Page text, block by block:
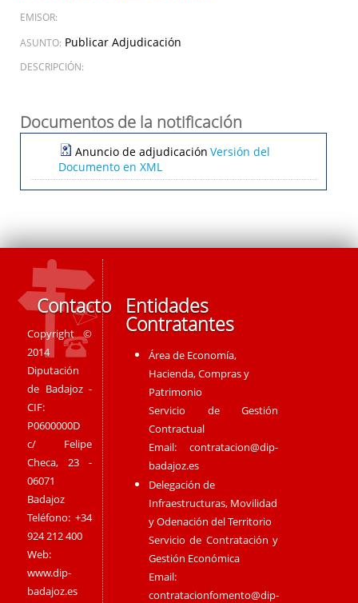
EMISOR:
ASUNTO: Publicar Adjudicación
DESCRIPCIÓN:
Documentos de la notificación
Anuncio de adjudicación Versión del
Documento en XML
Contacto
Copyright ©
2014
Diputación
de Badajoz -
CIF:
P0600000D
c/ Felipe
Checa, 23 -
06071
Badajoz
Teléfono: +34
924 212 400
Web:
www.dip-
badajoz.es
Entidades
Contratantes
Área de Economía,
Hacienda, Compras y
Patrimonio
Servicio de Gestión
Contractual
Email:contratacion@dip-
badajoz.es
Delegación de
Infraestructuras, Movilidad
y Odenación del Territorio
Servicio de Contratación y
Gestión Económica
Email:
contratacionfomento@dip-